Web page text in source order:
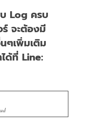
บ Log ครบ
จะต้องมี
ๆเพิ่มเติม
ด้ที่ Line: